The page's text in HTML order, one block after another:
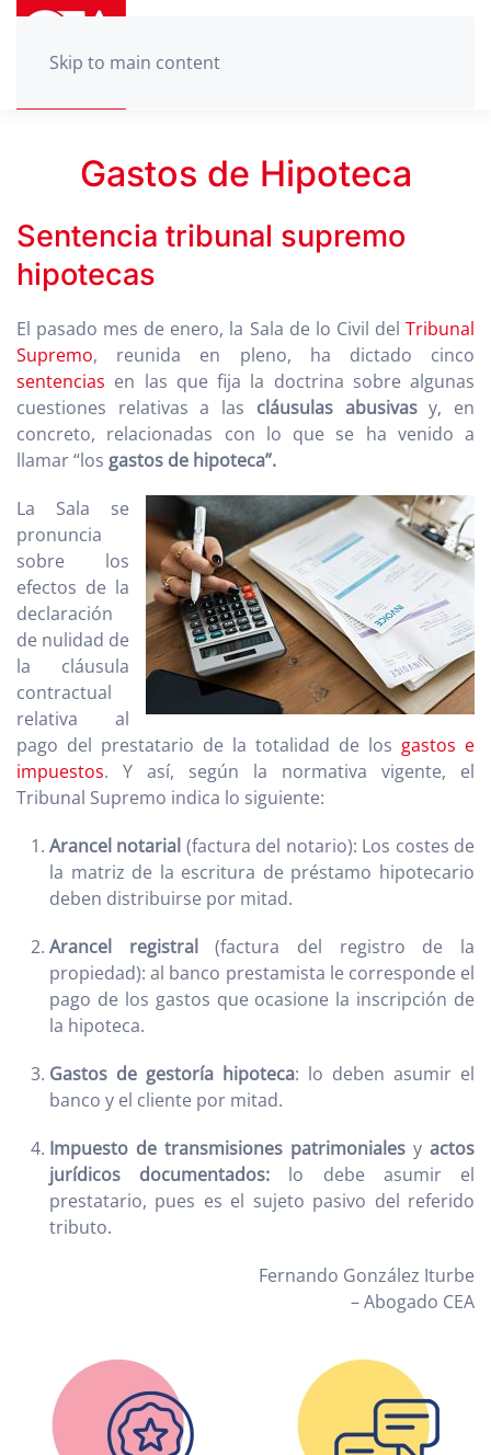
Skip to main content
Gastos de Hipoteca
Sentencia tribunal supremo
hipotecas
El pasado mes de enero, la Sala de lo Civil del Tribunal
Supremo, reunida en pleno, ha dictado cinco
sentencias en las que fija la doctrina sobre algunas
cuestiones relativas a las cláusulas abusivasy, en
concreto, relacionadas con lo que se ha venido a
llamar “los gastos de hipoteca”.
La Sala se
pronuncia
sobre los
efectos de la
declaración
de nulidad de
la cláusula
contractual
relativa al
pago del prestatario de la totalidad de los gastos e
impuestos. Y así, según la normativa vigente, el
Tribunal Supremo indica lo siguiente:
Arancel notarial (factura del notario): Los costes de
la matriz de la escritura de préstamo hipotecario
deben distribuirse por mitad.
Arancel registral (factura del registro de la
propiedad): al banco prestamista le corresponde el
pago de los gastos que ocasione la inscripción de
la hipoteca.
Gastos de gestoría hipoteca: lo deben asumir el
banco y el cliente por mitad.
Impuesto de transmisiones patrimoniales y actos
jurídicos documentados: lo debe asumir el
prestatario, pues es el sujeto pasivo del referido
tributo.
Fernando González Iturbe
– Abogado CEA